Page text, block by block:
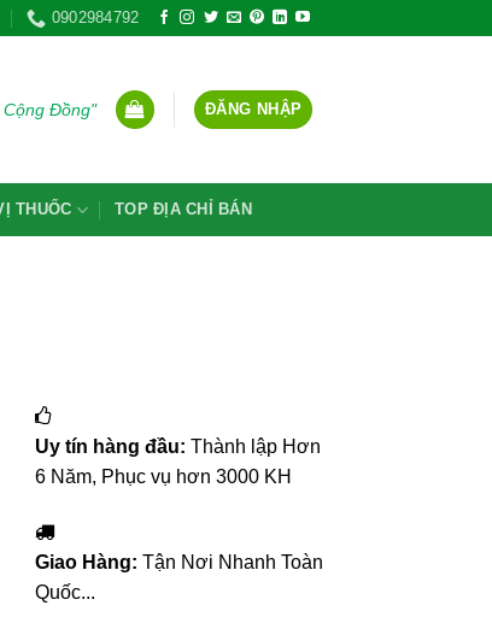
0902984792
Cộng Đồng" ĐĂNG NHẬP
THUỐC TOP ĐỊA CHỈ BÁN
Uy tín hàng đầu: Thành lập Hơn
6 Năm, Phục vụ hơn 3000 KH
Giao Hàng: Tận Nơi Nhanh Toàn
Quốc...